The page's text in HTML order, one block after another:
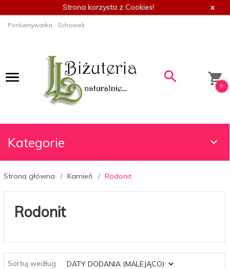
Strona korzysta z Cookies! x
Porównywarka Schowek
0
Kategorie
Strona główna Kamień Rodonit
Rodonit
Sortuj według:
sort